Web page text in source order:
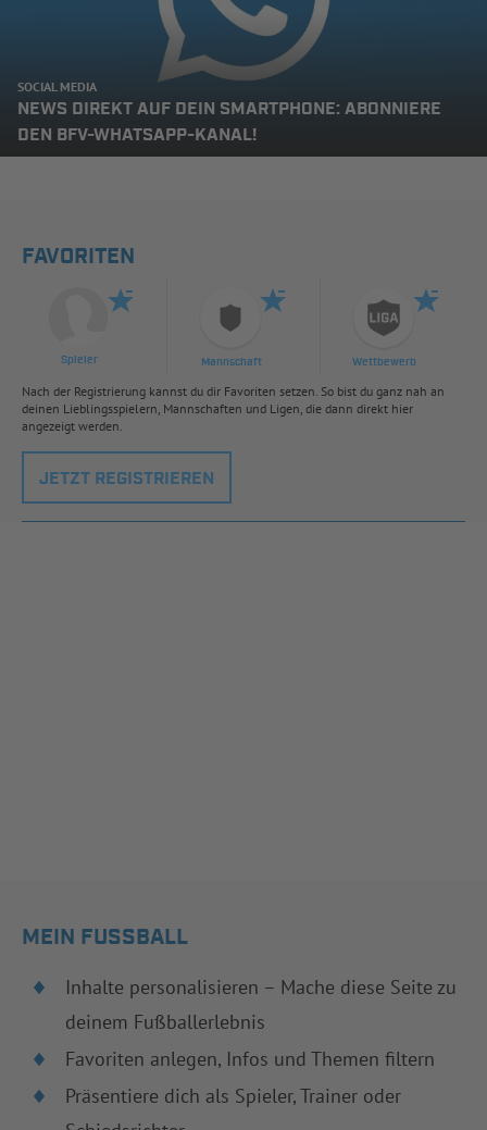
SOCIAL MEDIA
NEWS DIREKT AUF DEIN SMARTPHONE: ABONNIERE
DEN BFV-WHATSAPP-KANAL!
FAVORITEN
Spieler Mannschaft Wettbewerb
Nach der Registrierung kannst du dir Favoriten setzen. So bist du ganz nah an
deinen Lieblingsspielern, Mannschaften und Ligen, die dann direkt hier
angezeigt werden.
JETZT REGISTRIEREN
MEIN FUSSBALL
Inhalte personalisieren – Mache diese Seite zu
deinem Fußballerlebnis
Favoriten anlegen, Infos und Themen filtern
Präsentiere dich als Spieler, Trainer oder